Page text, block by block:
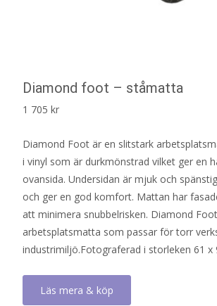
Diamond foot – ståmatta
1 705 kr
Diamond Foot är en slitstark
i vinyl som är durkmönstrad vilket ger en
ovansida. Undersidan är mjuk och
och ger en god komfort. Mattan har
att minimera snubbelrisken. Diamond
arbetsplatsmatta som passar för torr
industrimiljö.Fotograferad i storleken 61 x
Läs mera & köp